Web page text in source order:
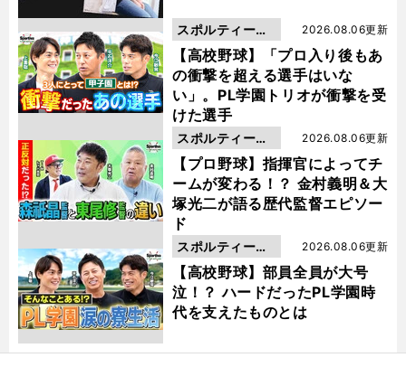
【高校野球】「プロ入り後もあ
の衝撃を超える選手はいな
い」。PL学園トリオが衝撃を受
けた選手
2026.08.06更新
スポルティーバ
動画
【プロ野球】指揮官によってチ
ームが変わる！？ 金村義明＆大
塚光二が語る歴代監督エピソー
ド
2026.08.06更新
スポルティーバ
動画
【高校野球】部員全員が大号
泣！？ ハードだったPL学園時
代を支えたものとは
2026.08.06更新
スポルティーバ
動画